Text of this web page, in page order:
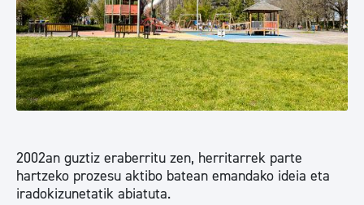
2002an guztiz eraberritu zen, herritarrek parte
hartzeko prozesu aktibo batean emandako ideia eta
iradokizunetatik abiatuta.